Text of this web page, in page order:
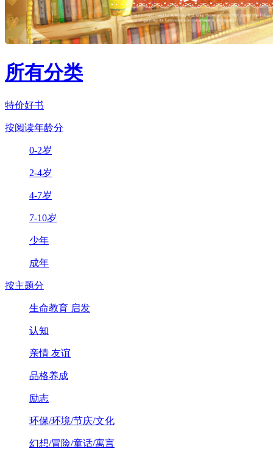
所有分类
特价好书
按阅读年龄分
0-2岁
2-4岁
4-7岁
7-10岁
少年
成年
按主题分
生命教育 启发
认知
亲情 友谊
品格养成
励志
环保/环境/节庆/文化
幻想/冒险/童话/寓言